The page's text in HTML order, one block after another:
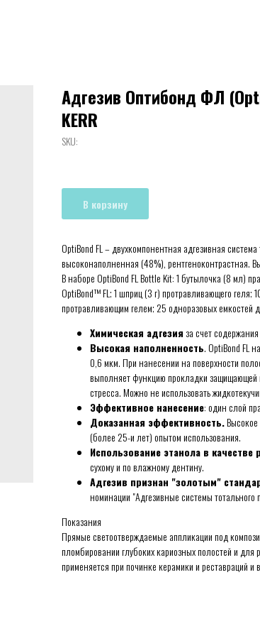
Адгезив Оптибонд ФЛ
KERR
SKU:
В корзину
OptiBond FL – двухкомпонентная адгезивная
высоконаполненная (48%), рентгеноконтрастная.
В наборе OptiBond FL Bottle Kit: 1 бутылочка (8 мл)
OptiBond™ FL; 1 шприц (3 г) протравливающего геля;
протравливающим гелем; 25 одноразовых
Химическая адгезия за счет
Высокая наполненность. OptiBond FL
0,6 мкм. При нанесении на поверхности
выполняет функцию прокладки защищающей
стресса. Можно не использовать
Эффективное нанесение: один слой
Доказанная эффективность.Высокое
(более 25-и лет) опытом использования.
Использование этанола в качестве
сухому и по влажному дентину.
Адгезив признан "золотым"
номинации "Адгезивные системы тотального
Показания
Прямые светоотверждаемые аппликации под
пломбировании глубоких кариозных полостей и для
применяется при починке керамики и реставраций и